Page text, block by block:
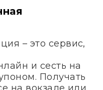
– это сервис,
и сесть на
Получать